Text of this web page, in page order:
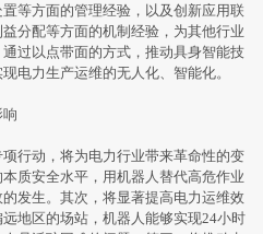
等方面的管理经验，以及创新应用联
分配等方面的机制经验，为其他行业
过以点带面的方式，推动具身智能技
电力生产运维的无人化、智能化。
行动，将为电力行业带来革命性的变
质安全水平，用机器人替代高危作业
发生。其次，将显著提高电力运维效
地区的场站，机器人能够实现24小时